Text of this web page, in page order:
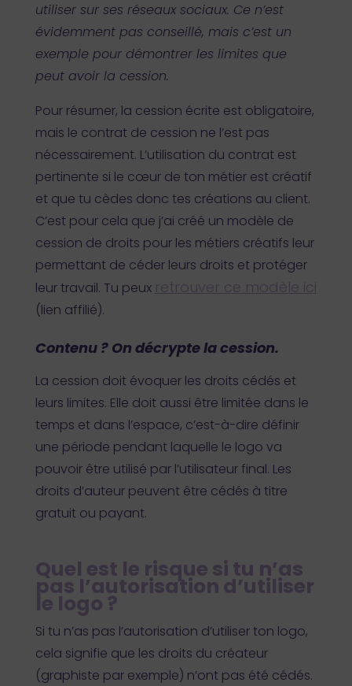
utiliser sur ses réseaux sociaux. Ce n’est
évidemment pas conseillé, mais c’est un
exemple pour démontrer les limites que
peut avoir la cession.
Pour résumer, la cession écrite est obligatoire,
mais le contrat de cession ne l’est pas
nécessairement. L’utilisation du contrat est
pertinente si le cœur de ton métier est créatif
et que tu cèdes donc tes créations au client.
C’est pour cela que j’ai créé un modèle de
cession de droits pour les métiers créatifs leur
permettant de céder leurs droits et protéger
leur travail. Tu peux retrouver ce modèle ici
(lien affilié).
Contenu ? On décrypte la cession.
La cession doit évoquer les droits cédés et
leurs limites. Elle doit aussi être limitée dans le
temps et dans l’espace, c’est-à-dire définir
une période pendant laquelle le logo va
pouvoir être utilisé par l’utilisateur final. Les
droits d’auteur peuvent être cédés à titre
gratuit ou payant.
Quel est le risque si tu n’as
pas l’autorisation d’utiliser
le logo ?
Si tu n’as pas l’autorisation d’utiliser ton logo,
cela signifie que les droits du créateur
(graphiste par exemple) n’ont pas été cédés.